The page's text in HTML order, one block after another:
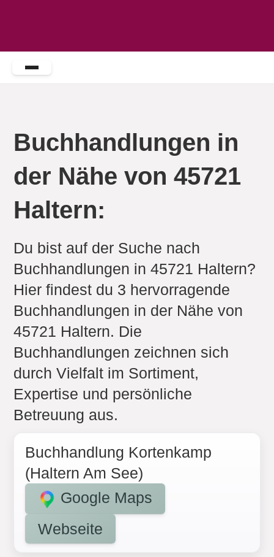
Buchhandlungen in
der Nähe von 45721
Haltern:
Du bist auf der Suche nach
Buchhandlungen in 45721 Haltern?
Hier findest du 3 hervorragende
Buchhandlungen in der Nähe von
45721 Haltern. Die
Buchhandlungen zeichnen sich
durch Vielfalt im Sortiment,
Expertise und persönliche
Betreuung aus.
Buchhandlung Kortenkamp
(Haltern Am See)
Google Maps
Webseite